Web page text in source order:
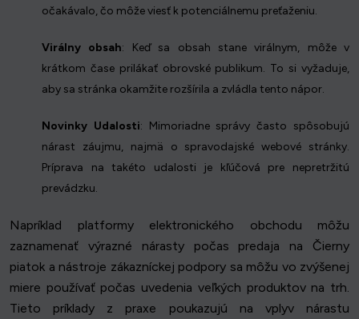
očakávalo, čo môže viesť k potenciálnemu preťaženiu.
Virálny obsah: Keď sa obsah stane virálnym, môže v
krátkom čase prilákať obrovské publikum. To si vyžaduje,
aby sa stránka okamžite rozšírila a zvládla tento nápor.
Novinky Udalosti: Mimoriadne správy často spôsobujú
nárast záujmu, najmä o spravodajské webové stránky.
Príprava na takéto udalosti je kľúčová pre nepretržitú
prevádzku.
Napríklad platformy elektronického obchodu môžu
zaznamenať výrazné nárasty počas predaja na Čierny
piatok a nástroje zákazníckej podpory sa môžu vo zvýšenej
miere používať počas uvedenia veľkých produktov na trh.
Tieto príklady z praxe poukazujú na vplyv nárastu